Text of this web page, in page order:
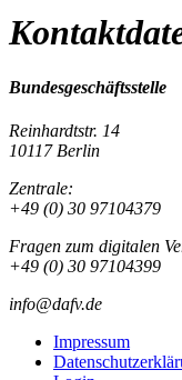
Bundesgeschäftsstelle
Reinhardtstr. 14
10117 Berlin
Zentrale:
+49 (0) 30 97104379
Fragen zum digitalen
+49 (0) 30 97104399
info@dafv.de
Impressum